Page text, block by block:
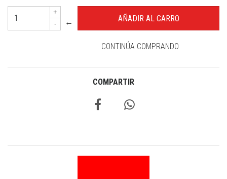
+
-
←
CONTINÚA COMPRANDO
COMPARTIR